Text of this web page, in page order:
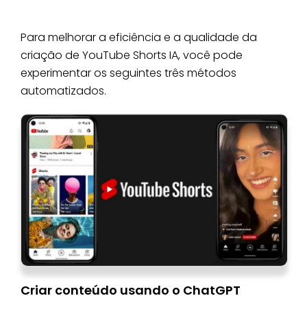
Para melhorar a eficiência e a qualidade da
criação de YouTube Shorts IA, você pode
experimentar os seguintes três métodos
automatizados.
Criar conteúdo usando o ChatGPT